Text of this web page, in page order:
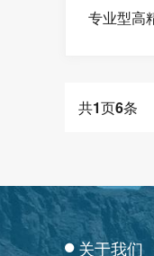
专业型高
共1页6条
关于我们